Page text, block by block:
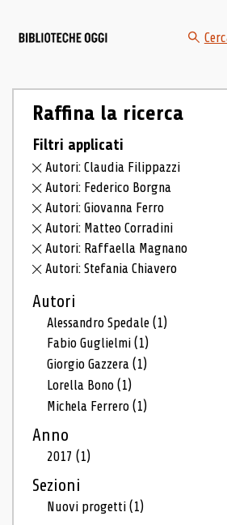
Raffina la ricerca
Filtri applicati
Autori: Claudia Filippazzi
Autori: Federico Borgna
Autori: Giovanna Ferro
Autori: Matteo Corradini
Autori: Raffaella Magnano
Autori: Stefania Chiavero
Autori
Alessandro Spedale(1)
Fabio Guglielmi(1)
Giorgio Gazzera(1)
Lorella Bono(1)
Michela Ferrero(1)
Anno
2017(1)
Sezioni
Nuovi progetti(1)